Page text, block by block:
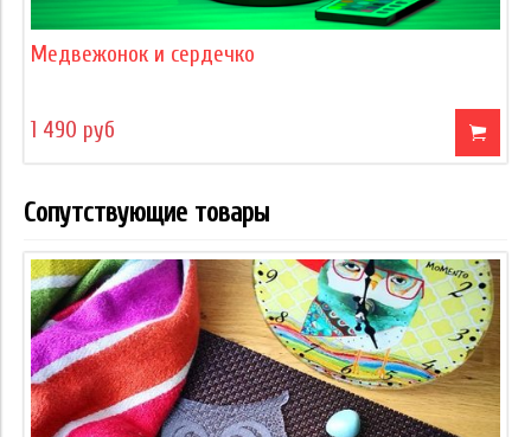
Медвежонок и сердечко
1 490 руб
Сопутствующие товары